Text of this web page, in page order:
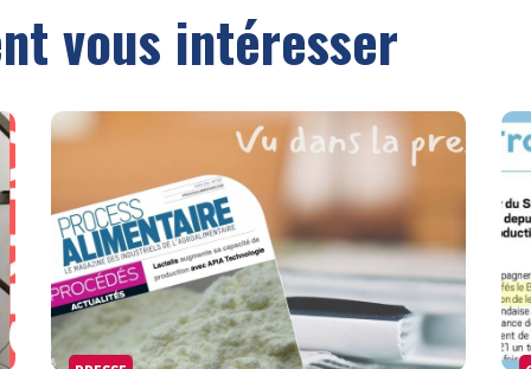
vous intéresser